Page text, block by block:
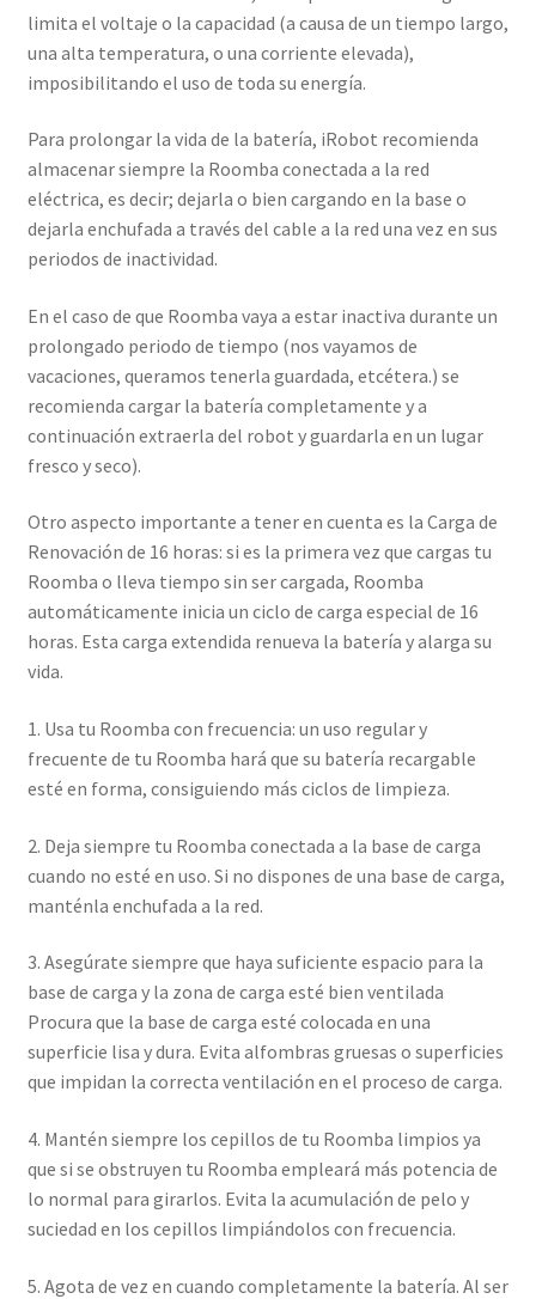
limita el voltaje o la capacidad (a causa de un tiempo largo,
una alta temperatura, o una corriente elevada),
imposibilitando el uso de toda su energía.
Para prolongar la vida de la batería, iRobot recomienda
almacenar siempre la Roomba conectada a la red
eléctrica, es decir; dejarla o bien cargando en la base o
dejarla enchufada a través del cable a la red una vez en sus
periodos de inactividad.
En el caso de que Roomba vaya a estar inactiva durante un
prolongado periodo de tiempo (nos vayamos de
vacaciones, queramos tenerla guardada, etcétera.) se
recomienda cargar la batería completamente y a
continuación extraerla del robot y guardarla en un lugar
fresco y seco).
Otro aspecto importante a tener en cuenta es la Carga de
Renovación de 16 horas: si es la primera vez que cargas tu
Roomba o lleva tiempo sin ser cargada, Roomba
automáticamente inicia un ciclo de carga especial de 16
horas. Esta carga extendida renueva la batería y alarga su
vida.
1. Usa tu Roomba con frecuencia: un uso regular y
frecuente de tu Roomba hará que su batería recargable
esté en forma, consiguiendo más ciclos de limpieza.
2. Deja siempre tu Roomba conectada a la base de carga
cuando no esté en uso. Si no dispones de una base de carga,
manténla enchufada a la red.
3. Asegúrate siempre que haya suficiente espacio para la
base de carga y la zona de carga esté bien ventilada
Procura que la base de carga esté colocada en una
superficie lisa y dura. Evita alfombras gruesas o superficies
que impidan la correcta ventilación en el proceso de carga.
4. Mantén siempre los cepillos de tu Roomba limpios ya
que si se obstruyen tu Roomba empleará más potencia de
lo normal para girarlos. Evita la acumulación de pelo y
suciedad en los cepillos limpiándolos con frecuencia.
5. Agota de vez en cuando completamente la batería. Al ser